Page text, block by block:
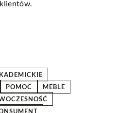
POMOC
MEBLE